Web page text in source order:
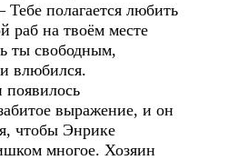
Тебе полагается любить
раб на твоём месте
ты свободным,
влюбился.
появилось
выражение, и он
чтобы Энрике
многое. Хозяин